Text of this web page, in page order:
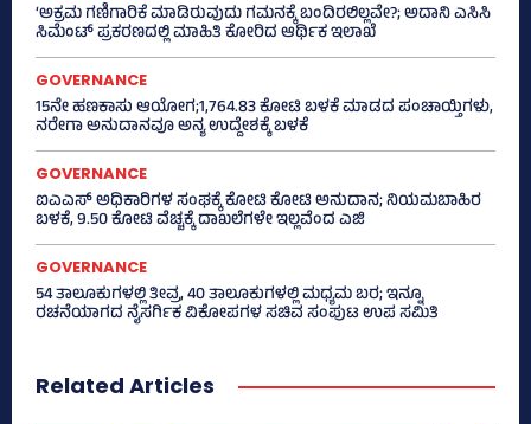
‘ಅಕ್ರಮ ಗಣಿಗಾರಿಕೆ ಮಾಡಿರುವುದು ಗಮನಕ್ಕೆ ಬಂದಿರಲಿಲ್ಲವೇ?; ಅದಾನಿ ಎಸಿಸಿ
ಸಿಮೆಂಟ್ ಪ್ರಕರಣದಲ್ಲಿ ಮಾಹಿತಿ ಕೋರಿದ ಆರ್ಥಿಕ ಇಲಾಖೆ
GOVERNANCE
15ನೇ ಹಣಕಾಸು ಆಯೋಗ;1,764.83 ಕೋಟಿ ಬಳಕೆ ಮಾಡದ ಪಂಚಾಯ್ತಿಗಳು,
ನರೇಗಾ ಅನುದಾನವೂ ಅನ್ಯ ಉದ್ದೇಶಕ್ಕೆ ಬಳಕೆ
GOVERNANCE
ಐಎಎಸ್‌ ಅಧಿಕಾರಿಗಳ ಸಂಘಕ್ಕೆ ಕೋಟಿ ಕೋಟಿ ಅನುದಾನ; ನಿಯಮಬಾಹಿರ
ಬಳಕೆ, 9.50 ಕೋಟಿ ವೆಚ್ಚಕ್ಕೆ ದಾಖಲೆಗಳೇ ಇಲ್ಲವೆಂದ ಎಜಿ
GOVERNANCE
54 ತಾಲೂಕುಗಳಲ್ಲಿ ತೀವ್ರ, 40 ತಾಲೂಕುಗಳಲ್ಲಿ ಮಧ್ಯಮ ಬರ; ಇನ್ನೂ
ರಚನೆಯಾಗದ ನೈಸರ್ಗಿಕ ವಿಕೋಪಗಳ ಸಚಿವ ಸಂಪುಟ ಉಪ ಸಮಿತಿ
Related Articles